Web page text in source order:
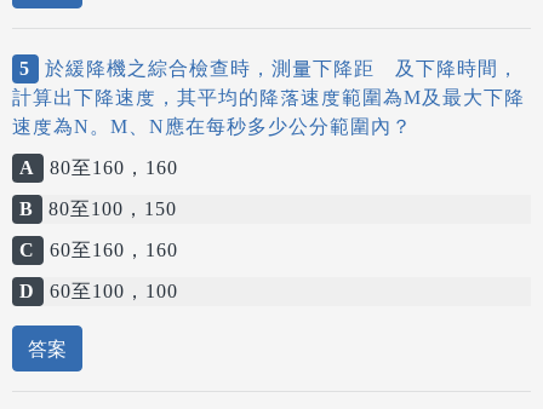
5
於緩降機之綜合檢查時，測量下降距離及下降時間，
計算出下降速度，其平均的降落速度範圍為M及最大下降
速度為N。M、N應在每秒多少公分範圍內？
A
80至160，160
B
80至100，150
C
60至160，160
D
60至100，100
答案